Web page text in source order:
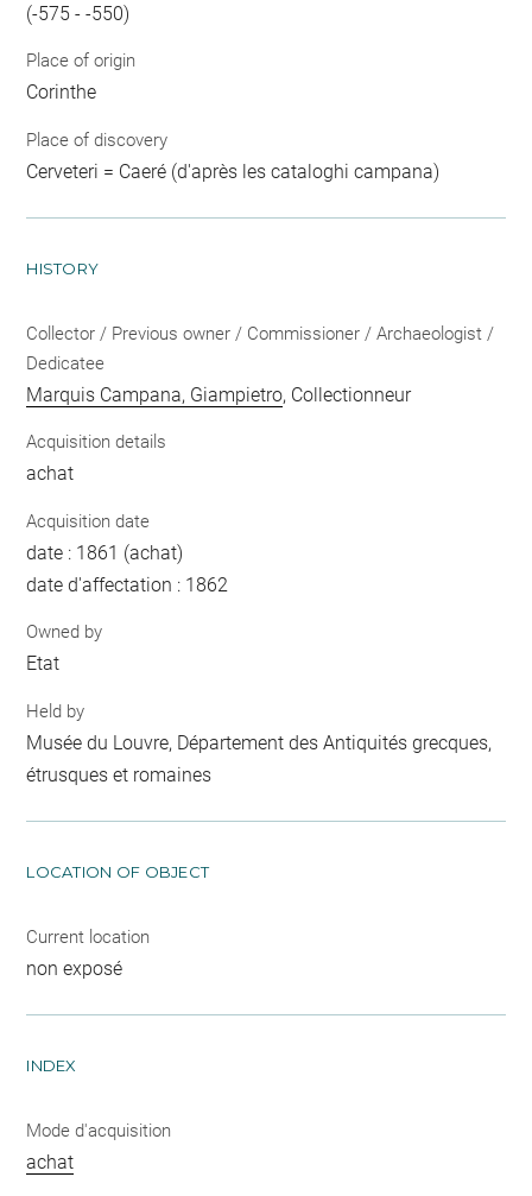
(-575 - -550)
Place of origin
Corinthe
Place of discovery
Cerveteri = Caeré (d'après les cataloghi campana)
HISTORY
Collector / Previous owner / Commissioner / Archaeologist /
Dedicatee
Marquis Campana, Giampietro, Collectionneur
Acquisition details
achat
Acquisition date
date : 1861 (achat)
date d'affectation : 1862
Owned by
Etat
Held by
Musée du Louvre, Département des Antiquités grecques,
étrusques et romaines
LOCATION OF OBJECT
Current location
non exposé
INDEX
Mode d'acquisition
achat